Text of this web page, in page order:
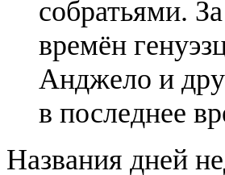
собратьями.
времён
Анджело и
в последнее
Названия дней